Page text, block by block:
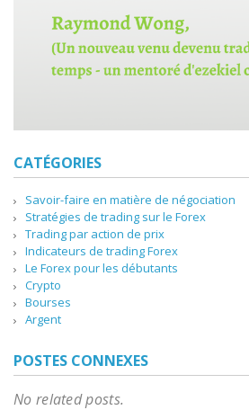
CATÉGORIES
Savoir-faire en matière de négociation
Stratégies de trading sur le Forex
Trading par action de prix
Indicateurs de trading Forex
Le Forex pour les débutants
Crypto
Bourses
Argent
POSTES CONNEXES
No related posts.